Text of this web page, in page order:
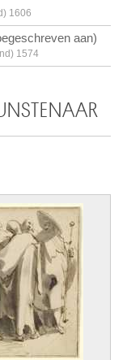
1606
aan)
1574